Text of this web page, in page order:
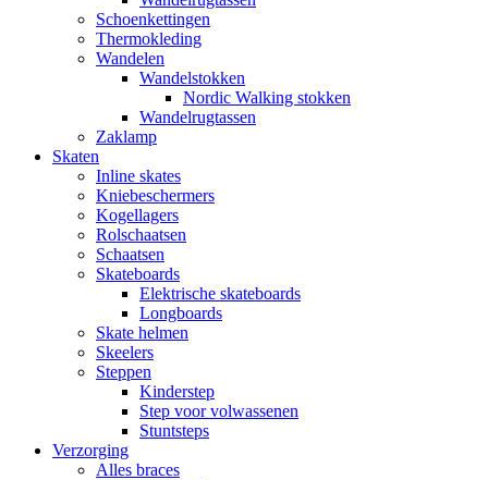
Schoenkettingen
Thermokleding
Wandelen
Wandelstokken
Nordic Walking stokken
Wandelrugtassen
Zaklamp
Skaten
Inline skates
Kniebeschermers
Kogellagers
Rolschaatsen
Schaatsen
Skateboards
Elektrische skateboards
Longboards
Skate helmen
Skeelers
Steppen
Kinderstep
Step voor volwassenen
Stuntsteps
Verzorging
Alles braces